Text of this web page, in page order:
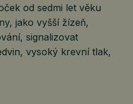
od sedmi let věku
jako vyšší žízeň,
signalizovat
vysoký krevní tlak,